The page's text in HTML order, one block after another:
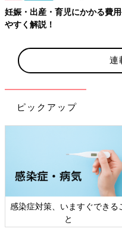
妊娠・出産・育児にかかる費
やすく解説！
連
ピックアップ
感染症対策、いますぐできる
と